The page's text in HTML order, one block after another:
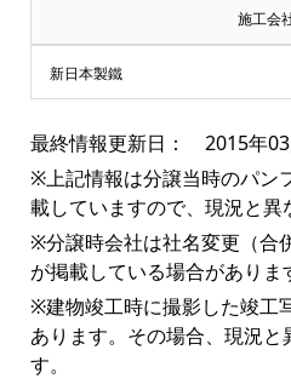
施工会
新日本製鐵
最終情報更新日： 2015年03
※上記情報は分譲当時のパン
載していますので、現況と異
※分譲時会社は社名変更（合
が掲載している場合がありま
※建物竣工時に撮影した竣工
あります。その場合、現況と
す。